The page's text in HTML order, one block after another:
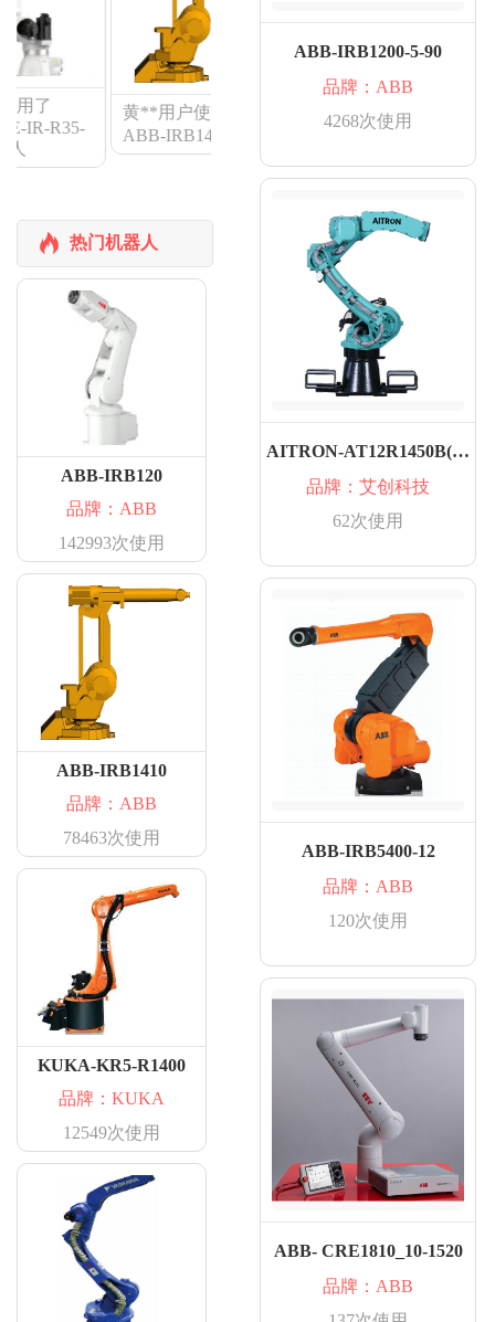
R35-
黄**用户使用了
ABB-IRB1410机器人
MOTOMAN-MA2010
热门机器人
ABB-IRB120
品牌：ABB
142993次使用
ABB-IRB1410
品牌：ABB
78463次使用
KUKA-KR5-R1400
品牌：KUKA
12549次使用
ABB-IRB1200-5-90
品牌：ABB
4268次使用
AITRON-AT12R1450B(002)
品牌：艾创科技
62次使用
ABB-IRB5400-12
品牌：ABB
120次使用
ABB- CRE1810_10-1520
品牌：ABB